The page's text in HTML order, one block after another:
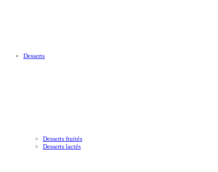
Desserts
Desserts fruités
Desserts lactés